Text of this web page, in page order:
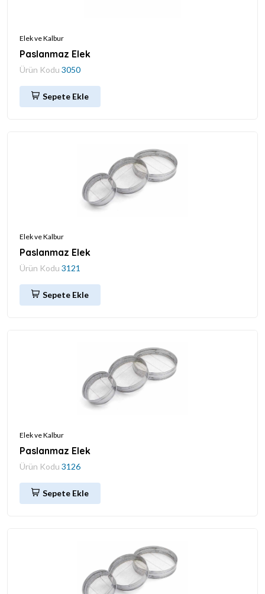
Elek ve Kalbur
Paslanmaz Elek
Ürün Kodu 3050
Sepete Ekle
Elek ve Kalbur
Paslanmaz Elek
Ürün Kodu 3121
Sepete Ekle
Elek ve Kalbur
Paslanmaz Elek
Ürün Kodu 3126
Sepete Ekle